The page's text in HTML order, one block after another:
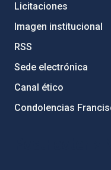
Licitaciones
Imagen institucional
RSS
Sede electrónica
Canal ético
Condolencias